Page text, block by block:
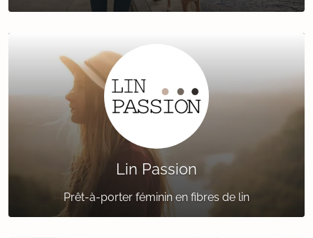
Lin Passion
Prêt-à-porter féminin en fibres de lin